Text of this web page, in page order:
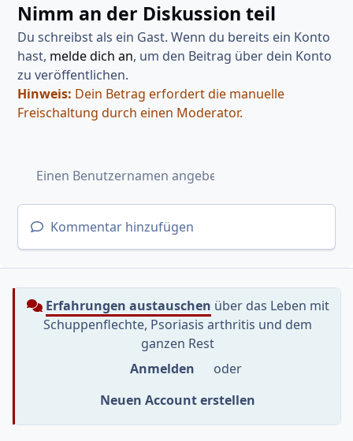
Nimm an der Diskussion teil
Du schreibst als ein Gast. Wenn du bereits ein Konto
hast, melde dich an, um den Beitrag über dein Konto
zu veröffentlichen.
Hinweis: Dein Betrag erfordert die manuelle
Freischaltung durch einen Moderator.
Kommentar hinzufügen
Erfahrungen austauschen über das Leben mit
Schuppenflechte, Psoriasis arthritis und dem
ganzen Rest
Anmelden
oder
Neuen Account erstellen